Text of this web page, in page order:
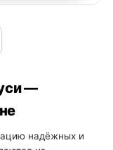
—
надёжных и